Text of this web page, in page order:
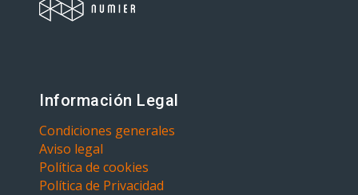
Información Legal
Condiciones generales
Aviso legal
Política de cookies
Política de Privacidad